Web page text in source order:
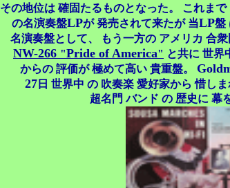
その地位は 確固たるものとなった。 これまで
の名演奏盤LPが 発売されて来たが 当LP盤
名演奏盤として、
もう一方の アメリカ 合
NW-266 "Pride of America" と共に 世界
からの 評価が 極めて高い 貴重盤。
27 日 世界中 の 吹奏楽 愛好家から 惜し
超名門 バンド の 歴史に 幕